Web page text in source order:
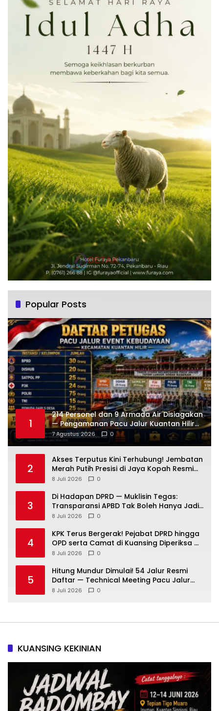
Popular Posts
1
214 Personel dan 9 Armada Air Disiagakan
— Pengamanan Pacu Jalur Kuantan Hilir
2026 Dipastikan Maksimal
7 Agustus 2026 0
2
Akses Terputus Kini Terhubung! Jembatan
Merah Putih Presisi di Jaya Kopah Resmi
Berdiri — Polri Buktikan Pembangunan Tak
8 Juli 2026 0
3
Di Hadapan DPRD — Muklisin Tegas:
Transparansi APBD Tak Boleh Hanya Jadi
Slogan!
8 Juli 2026 0
4
KPK Terus Bergerak! Pejabat DPRD hingga
OPD serta Camat di Kuansing Diperiksa —
Suasana Kian Memanas!
8 Juli 2026 0
5
Hitung Mundur Dimulai! 54 Jalur Resmi
Daftar — Technical Meeting Pacu Jalur
Rayon III Benai Digelar Besok
8 Juli 2026 0
KUANSING KEKINIAN